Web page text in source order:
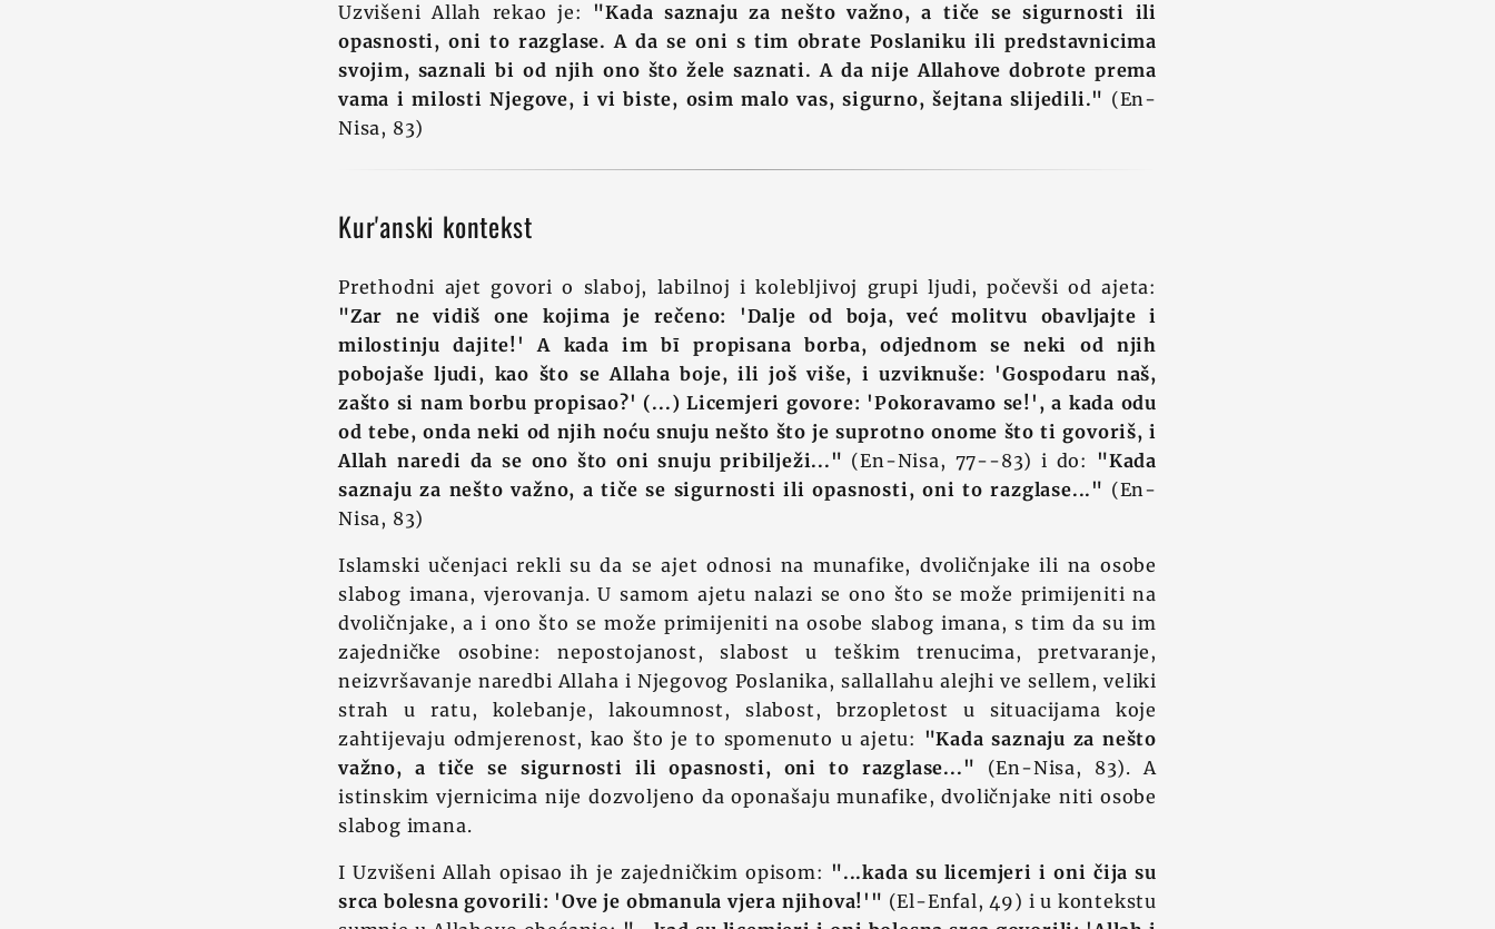
Uzvišeni Allah rekao je: "Kada saznaju za nešto važno, a tiče se sigurnosti ili
opasnosti, oni to razglase. A da se oni s tim obrate Poslaniku ili predstavnicima
svojim, saznali bi od njih ono što žele saznati. A da nije Allahove dobrote prema
vama i milosti Njegove, i vi biste, osim malo vas, sigurno, šejtana slijedili." (En-
Nisa, 83)
Kur'anski kontekst
Prethodni ajet govori o slaboj, labilnoj i kolebljivoj grupi ljudi, počevši od ajeta:
"Zar ne vidiš one kojima je rečeno: 'Dalje od boja, već molitvu obavljajte i
milostinju dajite!' A kada im bī propisana borba, odjednom se neki od njih
pobojaše ljudi, kao što se Allaha boje, ili još više, i uzviknuše: 'Gospodaru naš,
zašto si nam borbu propisao?' (...) Licemjeri govore: 'Pokoravamo se!', a kada odu
od tebe, onda neki od njih noću snuju nešto što je suprotno onome što ti govoriš, i
Allah naredi da se ono što oni snuju pribilježi..." (En-Nisa, 77--83) i do: "Kada
saznaju za nešto važno, a tiče se sigurnosti ili opasnosti, oni to razglase..." (En-
Nisa, 83)
Islamski učenjaci rekli su da se ajet odnosi na munafike, dvoličnjake ili na osobe
slabog imana, vjerovanja. U samom ajetu nalazi se ono što se može primijeniti na
dvoličnjake, a i ono što se može primijeniti na osobe slabog imana, s tim da su im
zajedničke osobine: nepostojanost, slabost u teškim trenucima, pretvaranje,
neizvršavanje naredbi Allaha i Njegovog Poslanika, sallallahu alejhi ve sellem, veliki
strah u ratu, kolebanje, lakoumnost, slabost, brzopletost u situacijama koje
zahtijevaju odmjerenost, kao što je to spomenuto u ajetu: "Kada saznaju za nešto
važno, a tiče se sigurnosti ili opasnosti, oni to razglase..." (En-Nisa, 83). A
istinskim vjernicima nije dozvoljeno da oponašaju munafike, dvoličnjake niti osobe
slabog imana.
I Uzvišeni Allah opisao ih je zajedničkim opisom: "...kada su licemjeri i oni čija su
srca bolesna govorili: 'Ove je obmanula vjera njihova!'" (El-Enfal, 49) i u kontekstu